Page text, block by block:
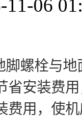
06
脚螺栓与
省安装费
费用，使